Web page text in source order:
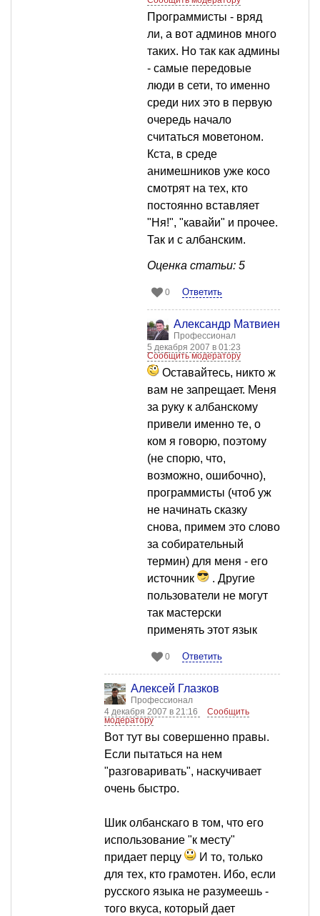
Программисты - вряд
ли, а вот админов много
таких. Но так как админы
- самые передовые
люди в сети, то именно
среди них это в первую
очередь начало
считаться моветоном.
Кста, в среде
анимешников уже косо
смотрят на тех, кто
постоянно вставляет
"Ня!", "кавайи" и прочее.
Так и с албанским.
Оценка статьи: 5
0 Ответить
Александр Матвиенко
Профессионал
5 декабря 2007 в 01:23
Сообщить модератору
Оставайтесь, никто ж
вам не запрещает. Меня
за руку к албанскому
привели именно те, о
ком я говорю, поэтому
(не спорю, что,
возможно, ошибочно),
программисты (чтоб уж
не начинать сказку
снова, примем это слово
за собирательный
термин) для меня - его
источник
. Другие
пользователи не могут
так мастерски
применять этот язык
0 Ответить
Алексей Глазков
Профессионал
4 декабря 2007 в 21:16
Сообщить
модератору
Вот тут вы совершенно правы.
Если пытаться на нем
"разговаривать", наскучивает
очень быстро.
Шик олбанскаго в том, что его
использование "к месту"
придает перцу
И то, только
для тех, кто грамотен. Ибо, если
русского языка не разумеешь -
того вкуса, который дает